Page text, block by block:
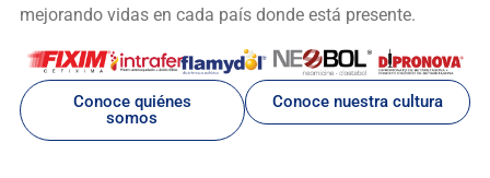
mejorando vidas en cada país donde está presente.
Conoce quiénes
somos
Conoce nuestra cultura